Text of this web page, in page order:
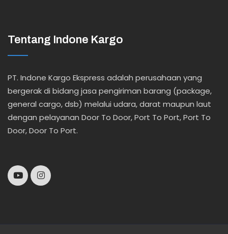
Tentang Indone Kargo
PT. Indone Kargo Ekspress adalah perusahaan yang
bergerak di bidang jasa pengiriman barang (package,
general cargo, dsb) melalui udara, darat maupun laut
dengan pelayanan Door To Door, Port To Port, Port To
Door, Door To Port.